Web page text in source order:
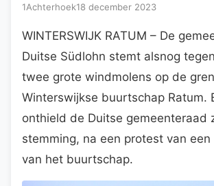
1Achterhoek18 december 2023
WINTERSWIJK RATUM – De
Duitse Südlohn stemt alsnog
twee grote windmolens op de
Winterswijkse buurtschap Ratum.
onthield de Duitse gemeenteraad
stemming, na een protest van
van het buurtschap.